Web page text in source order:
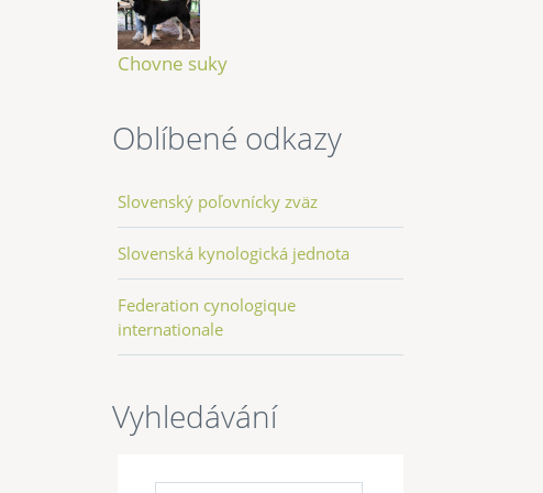
Chovne suky
Oblíbené odkazy
Slovenský poľovnícky zväz
Slovenská kynologická jednota
Federation cynologique
internationale
Vyhledávání